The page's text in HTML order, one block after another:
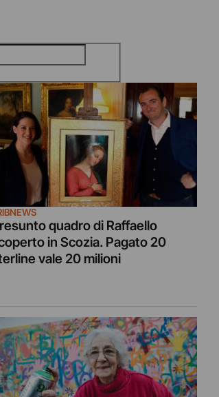
quadro di Raffaello
in Scozia. Pagato 20
vale 20 milioni